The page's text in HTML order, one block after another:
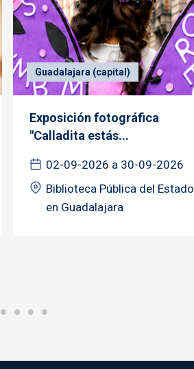
Guadalajara (capital)
Exposición fotográfica
"Calladita estás...
02-09-2026 a 30-09-2026
Biblioteca Pública del Estado
en Guadalajara